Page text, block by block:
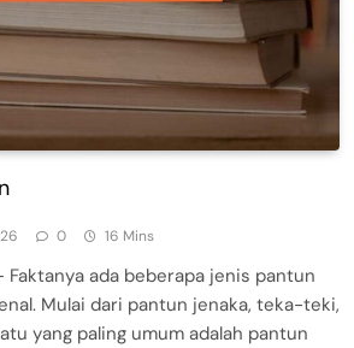
0 16 Mins
Faktanya ada beberapa jenis pantun
Mulai dari pantun jenaka, teka-teki,
yang paling umum adalah pantun